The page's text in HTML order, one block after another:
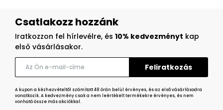
Csatlakozz hozzánk
Iratkozzon fel hírlevélre, és 10% kedvezményt kap
első vásárlásakor.
A kupon a kézhezvételtől számított 48 órán belül érvényes, és az első vásárlásodra
vonatkozik. A kedvezmény csak a nem leértékelt termékekre érvényes, és nem
vonható össze más akciókkal.